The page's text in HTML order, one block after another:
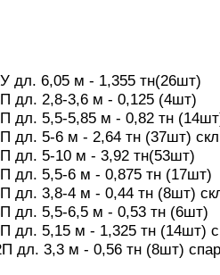
дл. 6,05 м - 1,355 тн(26шт)
дл. 2,8-3,6 м - 0,125 (4шт)
дл. 5,5-5,85 м - 0,82 тн
дл. 5-6 м - 2,64 тн (37шт)
дл. 5-10 м - 3,92 тн(53шт)
дл. 5,5-6 м - 0,875 тн (17шт)
дл. 3,8-4 м - 0,44 тн (8шт)
дл. 5,5-6,5 м - 0,53 тн (6шт)
дл. 5,15 м - 1,325 тн (14шт)
дл. 3,3 м - 0,56 тн (8шт)